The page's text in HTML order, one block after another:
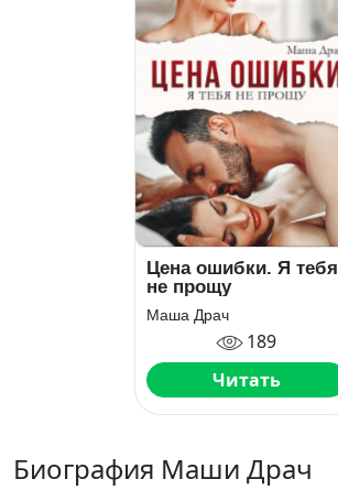
Цена ошибки. Я тебя
не прощу
Маша Драч
189
Читать
Биография Маши Драч